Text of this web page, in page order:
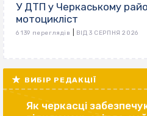
У ДТП у Черкаському
мотоцикліст
6 139 переглядів ВІД 3 СЕРПНЯ 2026
ВИБІР РЕДАКЦІЇ
Як черкасці